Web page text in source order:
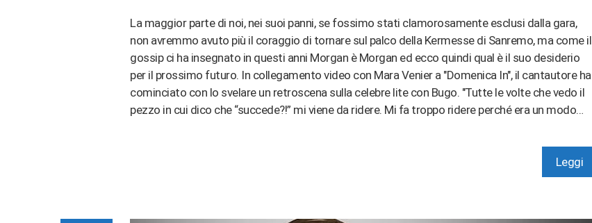
La maggior parte di noi, nei suoi panni, se fossimo stati clamorosamente esclusi dalla gara,
non avremmo avuto più il coraggio di tornare sul palco della Kermesse di Sanremo, ma come il
gossip ci ha insegnato in questi anni Morgan è Morgan ed ecco quindi qual è il suo desiderio
per il prossimo futuro. In collegamento video con Mara Venier a "Domenica In", il cantautore ha
cominciato con lo svelare un retroscena sulla celebre lite con Bugo. "Tutte le volte che vedo il
pezzo in cui dico che “succede?!” mi viene da ridere. Mi fa troppo ridere perché era un modo…
Leggi